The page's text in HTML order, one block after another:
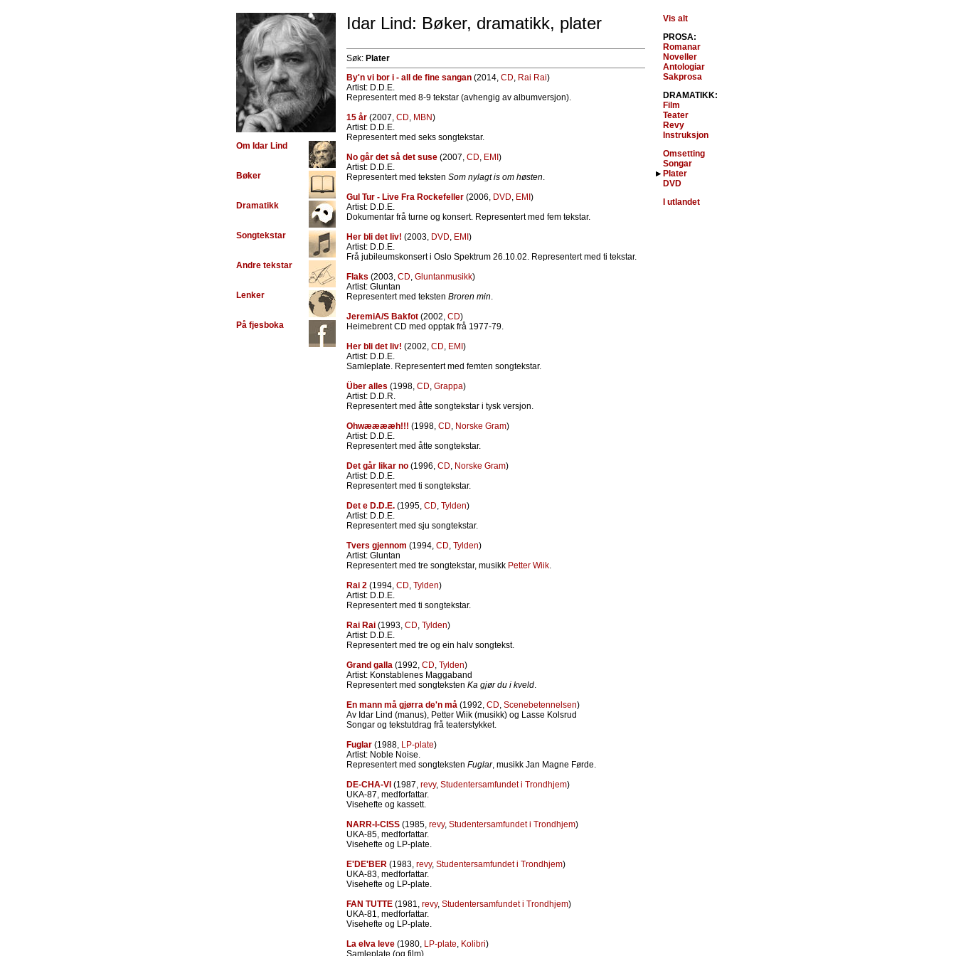
Om Idar Lind
Bøker
Dramatikk
Songtekstar
Andre tekstar
Lenker
På fjesboka
Idar Lind: Bøker, dramatikk, plater
Vis alt
PROSA:
Romanar
Noveller
Antologiar
Sakprosa
DRAMATIKK:
Film
Teater
Revy
Instruksjon
Omsetting
Songar
Plater
DVD
I utlandet
Søk: Plater
By'n vi bor i - all de fine sangan (2014, CD, Rai Rai)
Artist: D.D.E.
Representert med 8-9 tekstar (avhengig av albumversjon).
15 år (2007, CD, MBN)
Artist: D.D.E.
Representert med seks songtekstar.
No går det så det suse (2007, CD, EMI )
Artist: D.D.E.
Representert med teksten Som nylagt is om høsten.
Gul Tur - Live Fra Rockefeller (2006, DVD, EMI )
Artist: D.D.E.
Dokumentar frå turne og konsert. Representert med fem tekstar.
Her bli det liv! (2003, DVD, EMI )
Artist: D.D.E.
Frå jubileumskonsert i Oslo Spektrum 26.10.02. Representert med ti tekstar.
Flaks (2003, CD, Gluntanmusikk)
Artist: Gluntan
Representert med teksten Broren min.
JeremiA/S Bakfot (2002, CD)
Heimebrent CD med opptak frå 1977-79.
Her bli det liv! (2002, CD, EMI )
Artist: D.D.E.
Samleplate. Representert med femten songtekstar.
Über alles (1998, CD, Grappa)
Artist: D.D.R.
Representert med åtte songtekstar i tysk versjon.
Ohwææææh!!! (1998, CD, Norske Gram)
Artist: D.D.E.
Representert med åtte songtekstar.
Det går likar no (1996, CD, Norske Gram)
Artist: D.D.E.
Representert med ti songtekstar.
Det e D.D.E. (1995, CD, Tylden)
Artist: D.D.E.
Representert med sju songtekstar.
Tvers gjennom (1994, CD, Tylden)
Artist: Gluntan
Representert med tre songtekstar, musikk Petter Wiik.
Rai 2 (1994, CD, Tylden)
Artist: D.D.E.
Representert med ti songtekstar.
Rai Rai (1993, CD, Tylden)
Artist: D.D.E.
Representert med tre og ein halv songtekst.
Grand galla (1992, CD, Tylden)
Artist: Konstablenes Maggaband
Representert med songteksten Ka gjør du i kveld.
En mann må gjørra de'n må (1992, CD, Scenebetennelsen)
Av Idar Lind (manus), Petter Wiik (musikk) og Lasse Kolsrud
Songar og tekstutdrag frå teaterstykket.
Fuglar (1988, LP-plate)
Artist: Noble Noise.
Representert med songteksten Fuglar, musikk Jan Magne Førde.
DE-CHA-VI (1987, revy, Studentersamfundet i Trondhjem)
UKA-87, medforfattar.
Visehefte og kassett.
NARR-I-CISS (1985, revy, Studentersamfundet i Trondhjem)
UKA-85, medforfattar.
Visehefte og LP-plate.
E'DE'BER (1983, revy, Studentersamfundet i Trondhjem)
UKA-83, medforfattar.
Visehefte og LP-plate.
FAN TUTTE (1981, revy, Studentersamfundet i Trondhjem)
UKA-81, medforfattar.
Visehefte og LP-plate.
La elva leve (1980, LP-plate, Kolibri)
Samleplate (og film).